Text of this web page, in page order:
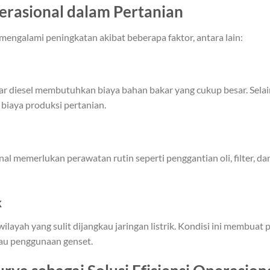
dalam Pertanian
peningkatan akibat beberapa faktor, antara lain:
diesel membutuhkan biaya bahan bakar yang cukup besar.
produksi pertanian.
memerlukan perawatan rutin seperti penggantian oli, filter,
yang sulit dijangkau jaringan listrik. Kondisi ini membuat
penggunaan genset.